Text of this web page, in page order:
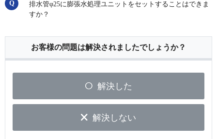
排水管φ25に膨張水処理ユニットをセットすることはできま
すか？
お客様の問題は解決されましたでしょうか？
解決した
解決しない